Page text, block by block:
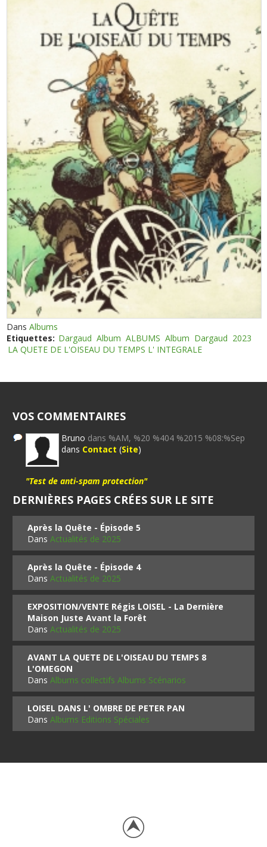
DansAlbums
Etiquettes: Dargaud Album ALBUMS Album Dargaud 2023
LA QUETE DE L'OISEAU DU TEMPS L' INTEGRALE
VOS COMMENTAIRES
Bruno dans %AM, %20 %404 %2015 %08:%Sep
dans Contact (Site)
"Test de anti-spam protection"
DERNIÈRES PAGES CRÉES SUR LE SITE
Après la Quête - Épisode 5
DansActualités de 2025
Après la Quête - Épisode 4
DansActualités de 2025
EXPOSITION/VENTE Régis LOISEL - La Dernière
Maison Juste Avant la Forêt
DansActualités de 2025
AVANT LA QUETE DE L'OISEAU DU TEMPS 8
L'OMEGON
DansAlbums collectifs Albums Scénarios
LOISEL DANS L' OMBRE DE PETER PAN
DansAlbums Editions Spéciales